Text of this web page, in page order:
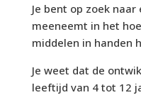
Je bent op zoek
meeneemt in het
middelen in handen
Je weet dat de
leeftijd van 4 tot 12